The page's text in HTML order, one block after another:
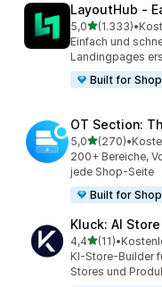
LayoutHub ‑
5,0von 5 Sternen
(1.333)
1333 •
Einfach und
Landingpages
Built for
OT Section:
5,0von 5 Sternen
(270)
270 •
200+ Bereiche,
jede Shop-Seite
Built for
Kluck: AI
4,4von 5 Sternen
(11)
11 Rezensionen
•
KI-Store-Builder
Stores und